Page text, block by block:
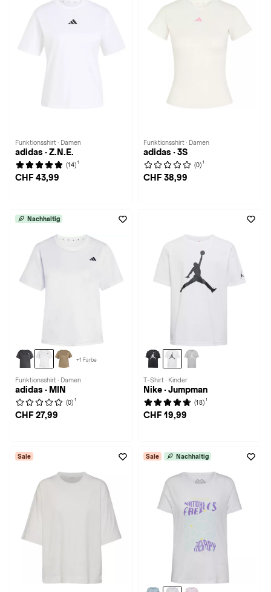
Funktionsshirt · Damen
adidas · Z.N.E.
(14) 1
CHF 43,99
Funktionsshirt · Damen
adidas · 3S
(0) 1
CHF 38,99
Nachhaltig
+1 Farbe
Funktionsshirt · Damen
adidas · MIN
(0) 1
CHF 27,99
T-Shirt · Kinder
Nike · Jumpman
(18) 1
CHF 19,99
Sale Sale Nachhaltig